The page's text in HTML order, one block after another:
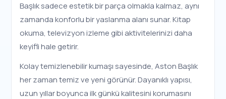
Başlık sadece estetik bir parça olmakla kalmaz, aynı
zamanda konforlu bir yaslanma alanı sunar. Kitap
okuma, televizyon izleme gibi aktivitelerinizi daha
keyifli hale getirir.
Kolay temizlenebilir kumaşı sayesinde, Aston Başlık
her zaman temiz ve yeni görünür. Dayanıklı yapısı,
uzun yıllar boyunca ilk günkü kalitesini korumasını